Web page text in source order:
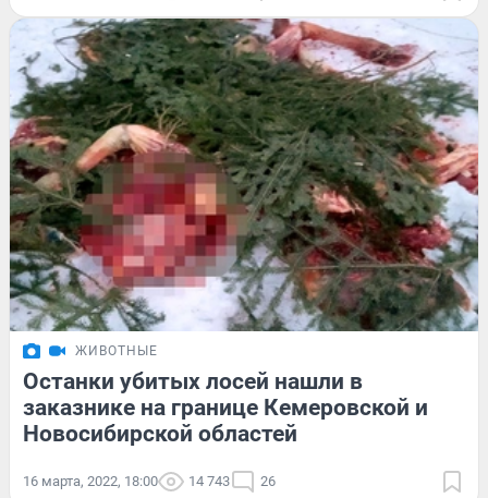
ЖИВОТНЫЕ
Останки убитых лосей нашли в
заказнике на границе Кемеровской и
Новосибирской областей
16 марта, 2022, 18:00 14 743 26